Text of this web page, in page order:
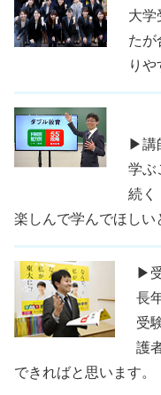
大学
たが
りや
▶講
学ぶ
続く
楽しんで学んでほしい
▶
長
受
護
できればと思います。